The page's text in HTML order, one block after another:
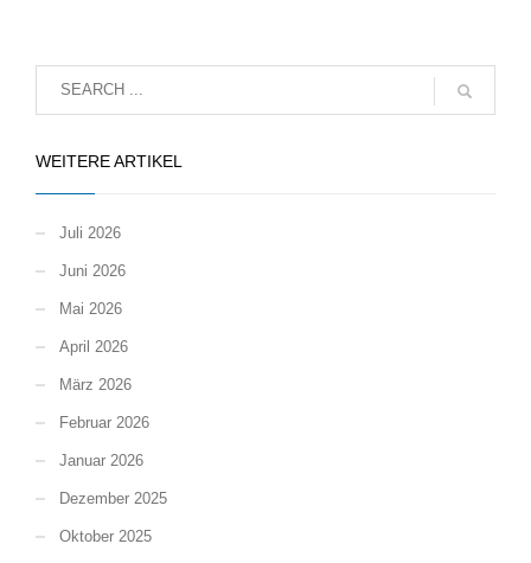
WEITERE ARTIKEL
Juli 2026
Juni 2026
Mai 2026
April 2026
März 2026
Februar 2026
Januar 2026
Dezember 2025
Oktober 2025